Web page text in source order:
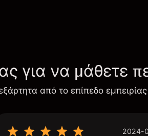
για να μάθετε
από το επίπεδο
2024-